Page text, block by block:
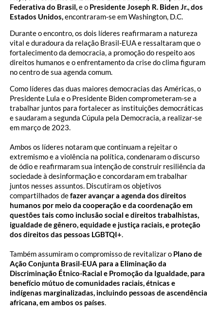
Federativa do Brasil,e o Presidente Joseph R. Biden Jr., dos
Estados Unidos,encontraram-se em Washington, D.C.
Durante o encontro, os dois líderes reafirmaram a natureza
vital e duradoura da relação Brasil-EUA e ressaltaram que o
fortalecimento da democracia, a promoção do respeito aos
direitos humanos e o enfrentamento da crise do clima figuram
no centro de sua agenda comum.
Como líderes das duas maiores democracias das Américas, o
Presidente Lula e o Presidente Biden comprometeram-se a
trabalhar juntos para fortalecer as instituições democráticas
e saudaram a segunda Cúpula pela Democracia, a realizar-se
em março de 2023.
Ambos os líderes notaram que continuam a rejeitar o
extremismo e a violência na política, condenaram o discurso
de ódio e reafirmaram sua intenção de construir resiliência da
sociedade à desinformação e concordaram em trabalhar
juntos nesses assuntos. Discutiram os objetivos
compartilhados defazer avançar a agenda dos direitos
humanos por meio da cooperação e da coordenação em
questões tais como inclusão social e direitos trabalhistas,
igualdade de gênero, equidade e justiça raciais, e proteção
dos direitos das pessoas LGBTQI+.
Também assumiram o compromisso de revitalizar o Plano de
Ação Conjunta Brasil-EUA para a Eliminação da
Discriminação Étnico-Racial e Promoção da Igualdade, para
benefício mútuo de comunidades raciais, étnicas e
indígenas marginalizadas, incluindo pessoas de ascendência
africana, em ambos os países.